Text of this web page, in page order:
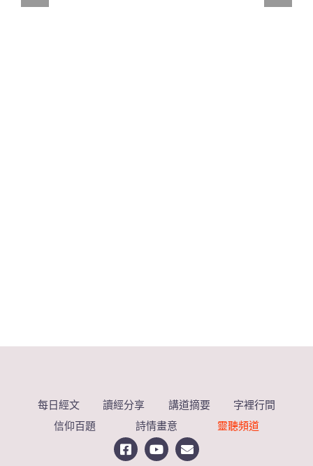
每日經文 讀經分享 講道摘要
字裡行間
信仰百題
詩情畫意 靈聽頻道